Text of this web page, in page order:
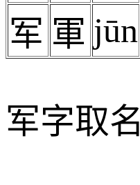
军 軍 jūn
军字取名